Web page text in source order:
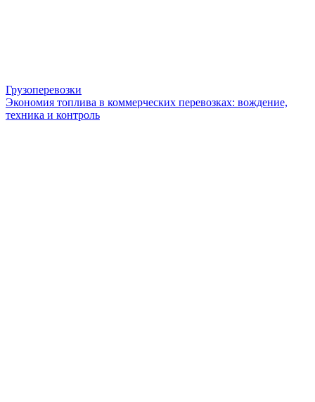
Грузоперевозки
Экономия топлива в коммерческих перевозках: вождение,
техника и контроль